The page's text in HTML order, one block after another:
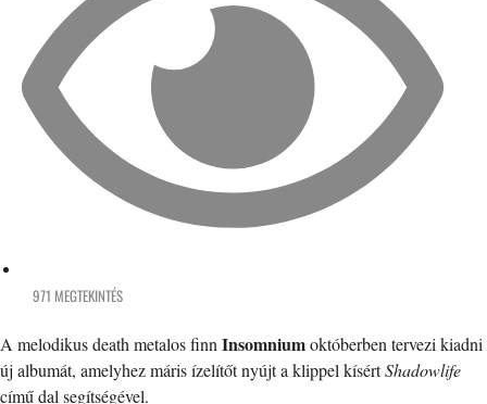
971 MEGTEKINTÉS
A melodikus death metalos finn Insomniumoktóberben tervezi kiadni
új albumát, amelyhez máris ízelítőt nyújt a klippel kísértShadowlife
című dal segítségével.